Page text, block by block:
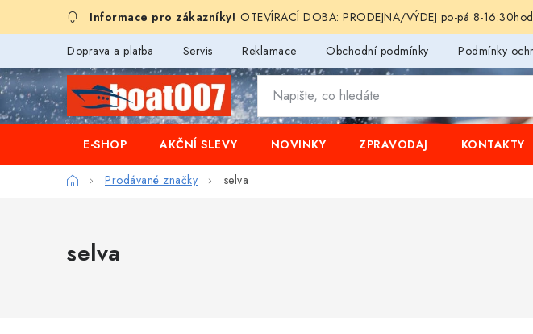
OTEVÍRACÍ DOBA: PRODEJNA/VÝDEJ po-pá 8-
Doprava a platba Servis Reklamace Obchodní podmínky Podmínky
E-SHOP
AKČNÍ SLEVY NOVINKY ZPRAVODAJ KONTAKTY
DomůProdávané značky selva
selva